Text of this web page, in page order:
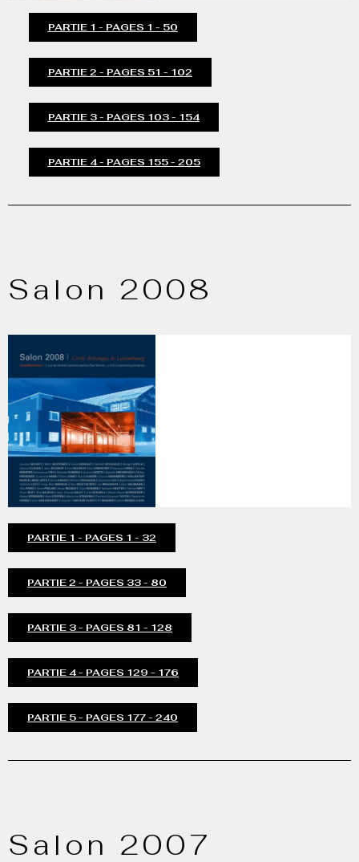
PARTIE 1 - PAGES 1 - 50
PARTIE 2 - PAGES 51 - 102
PARTIE 3 - PAGES 103 - 154
PARTIE 4 - PAGES 155 - 205
Salon 2008
PARTIE 1 - PAGES 1 - 32
PARTIE 2 - PAGES 33 - 80
PARTIE 3 - PAGES 81 - 128
PARTIE 4 - PAGES 129 - 176
PARTIE 5 - PAGES 177 - 240
Salon 2007